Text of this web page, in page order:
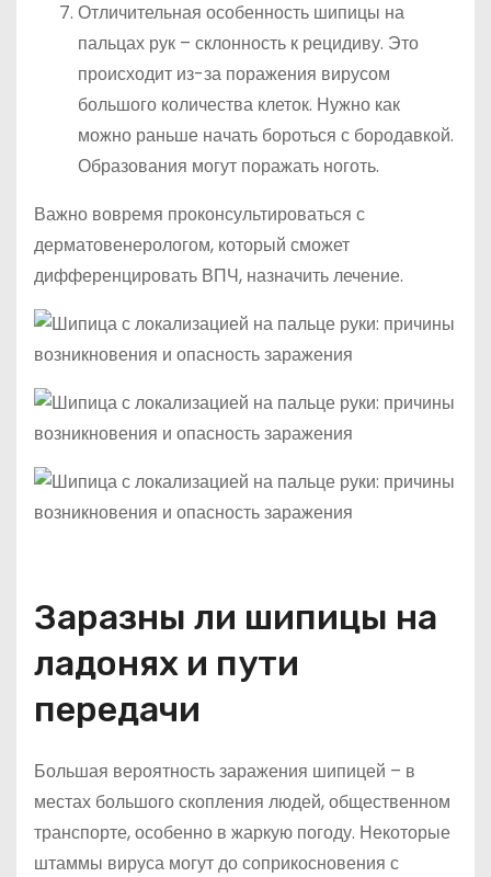
Отличительная особенность шипицы на
пальцах рук – склонность к рецидиву. Это
происходит из-за поражения вирусом
большого количества клеток. Нужно как
можно раньше начать бороться с бородавкой.
Образования могут поражать ноготь.
Важно вовремя проконсультироваться с
дерматовенерологом, который сможет
дифференцировать ВПЧ, назначить лечение.
Заразны ли шипицы на
ладонях и пути
передачи
Большая вероятность заражения шипицей – в
местах большого скопления людей, общественном
транспорте, особенно в жаркую погоду. Некоторые
штаммы вируса могут до соприкосновения с